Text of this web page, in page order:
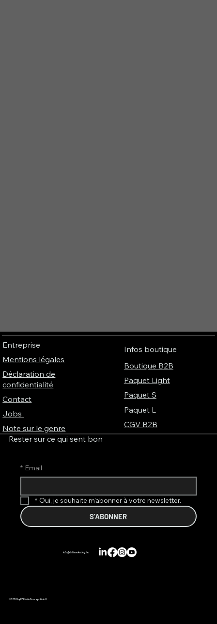
Entreprise
Mentions légales
Déclaration de
confidentialité
Contact
Jobs
Note sur le genre
Infos boutique
Boutique B2B
Paquet Light
Paquet S
Paquet L
CGV B2B
Rester sur ce qui sent bon
* Email
* Oui, je souhaite m'abonner à votre newsletter.
S'ABONNER
info@duftmarketing.de
© 2026 by REIMA AirConcept GmbH